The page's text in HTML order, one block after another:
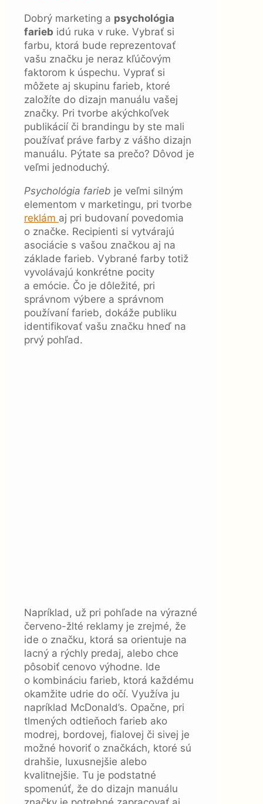
Dobrý marketing a psychológia
farieb idú ruka v ruke. Vybrať si
farbu, ktorá bude reprezentovať
vašu značku je neraz kľúčovým
faktorom k úspechu. Vyprať si
môžete aj skupinu farieb, ktoré
založíte do dizajn manuálu vašej
značky. Pri tvorbe akýchkoľvek
publikácií či brandingu by ste mali
používať práve farby z vášho dizajn
manuálu. Pýtate sa prečo? Dôvod je
veľmi jednoduchý.
Psychológia farieb je veľmi silným
elementom v marketingu, pri tvorbe
reklám aj pri budovaní povedomia
o značke. Recipienti si vytvárajú
asociácie s vašou značkou aj na
základe farieb. Vybrané farby totiž
vyvolávajú konkrétne pocity
a emócie. Čo je dôležité, pri
správnom výbere a správnom
používaní farieb, dokáže publiku
identifikovať vašu značku hneď na
prvý pohľad.
Napríklad, už pri pohľade na výrazné
červeno-žlté reklamy je zrejmé, že
ide o značku, ktorá sa orientuje na
lacný a rýchly predaj, alebo chce
pôsobiť cenovo výhodne. Ide
o kombináciu farieb, ktorá každému
okamžite udrie do očí. Využíva ju
napríklad McDonald’s. Opačne, pri
tlmených odtieňoch farieb ako
modrej, bordovej, fialovej či sivej je
možné hovoriť o značkách, ktoré sú
drahšie, luxusnejšie alebo
kvalitnejšie. Tu je podstatné
spomenúť, že do dizajn manuálu